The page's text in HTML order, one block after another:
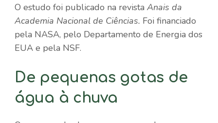
O estudo foi publicado na revista Anais da
Academia Nacional de Ciências. Foi financiado
pela NASA, pelo Departamento de Energia dos
EUA e pela NSF.
De pequenas gotas de
água à chuva